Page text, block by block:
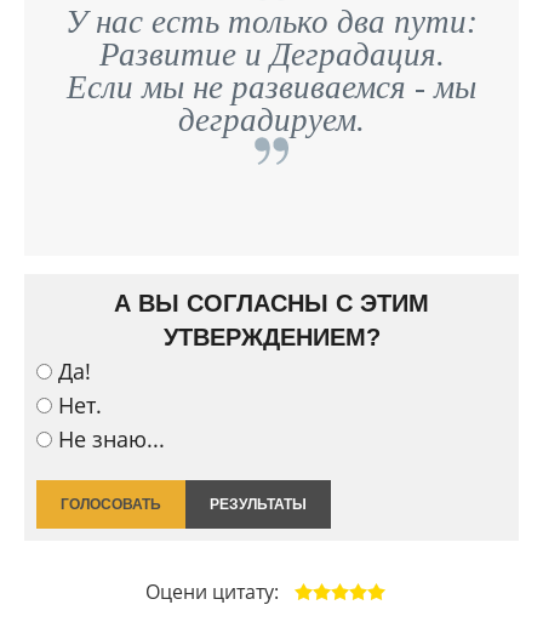
У нас есть только два пути:
Развитие и Деградация.
Если мы не развиваемся - мы
деградируем.
А ВЫ СОГЛАСНЫ С ЭТИМ
УТВЕРЖДЕНИЕМ?
Да!
Нет.
Не знаю...
ГОЛОСОВАТЬ РЕЗУЛЬТАТЫ
Оцени цитату: